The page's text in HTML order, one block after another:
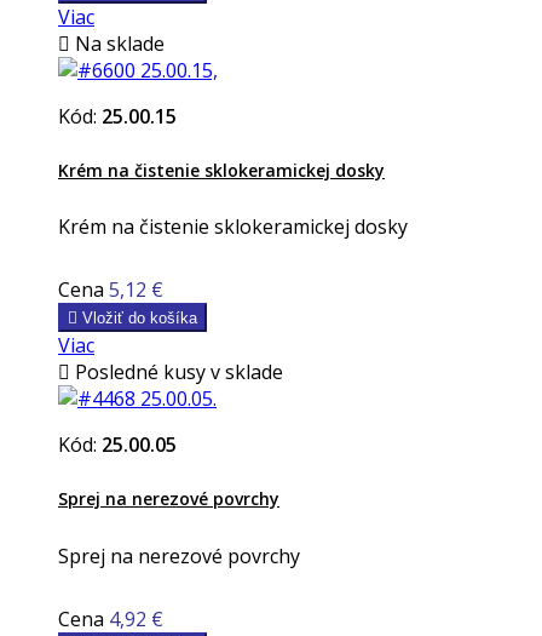
Viac
 Na sklade
Kód: 25.00.15
Krém na čistenie sklokeramickej dosky
Krém na čistenie sklokeramickej dosky
Cena 5,12 €
 Vložiť do košíka
Viac
 Posledné kusy v sklade
Kód: 25.00.05
Sprej na nerezové povrchy
Sprej na nerezové povrchy
Cena 4,92 €